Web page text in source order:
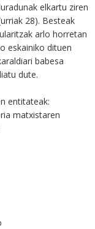
elkartu ziren
28). Besteak
arlo horretan
eskainiko dituen
babesa
dute.
entitateak:
matxistaren